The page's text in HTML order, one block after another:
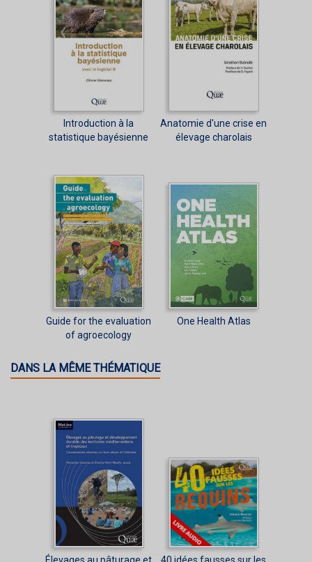
Introduction à la
statistique bayésienne
Anatomie d'une crise en
élevage charolais
Guide for the evaluation
of agroecology
One Health Atlas
DANS LA MÊME THÉMATIQUE
Élevages au pâturage et 40 idées fausses sur les